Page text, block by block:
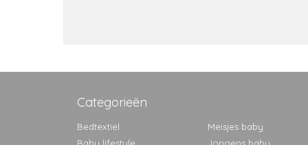
Categorieën
Bedtextiel
Meisjes baby